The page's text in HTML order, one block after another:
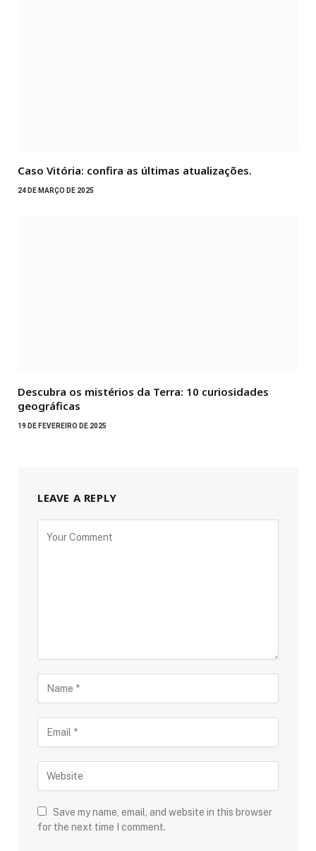
Caso Vitória: confira as últimas atualizações.
24 DE MARÇO DE 2025
Descubra os mistérios da Terra: 10 curiosidades
geográficas
19 DE FEVEREIRO DE 2025
LEAVE A REPLY
Save my name, email, and website in this browser
for the next time I comment.